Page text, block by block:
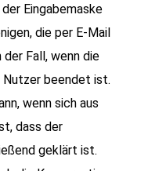
Eingabemaske
die per E-Mail
Fall, wenn die
beendet ist.
wenn sich aus
dass der
geklärt ist.